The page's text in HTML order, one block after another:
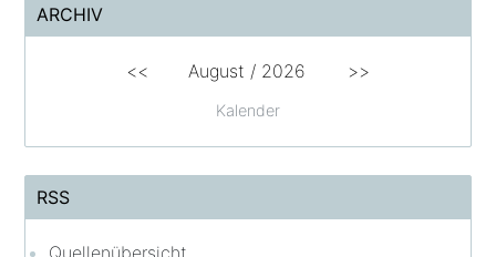
ARCHIV
Kalender
<< August / 2026 >>
RSS
Quellenübersicht